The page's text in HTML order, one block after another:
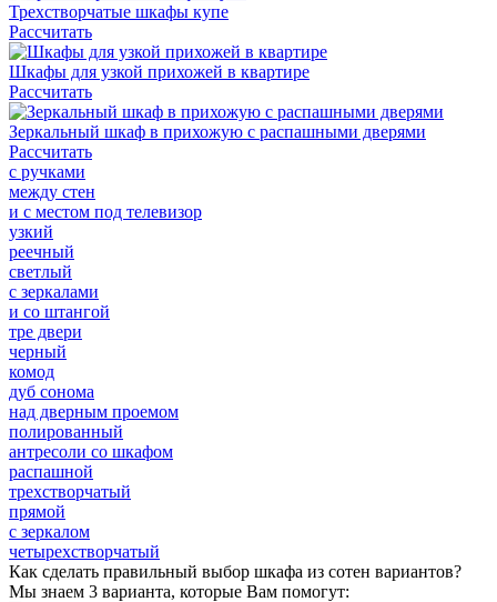
Трехстворчатые шкафы купе
Рассчитать
Шкафы для узкой прихожей в квартире
Рассчитать
Зеркальный шкаф в прихожую с распашными дверями
Рассчитать
с ручками
между стен
и с местом под телевизор
узкий
реечный
светлый
с зеркалами
и со штангой
тре двери
черный
комод
дуб сонома
над дверным проемом
полированный
антресоли со шкафом
распашной
трехстворчатый
прямой
с зеркалом
четырехстворчатый
Как сделать правильный выбор шкафа из сотен вариантов?
Мы знаем 3 варианта, которые Вам помогут: